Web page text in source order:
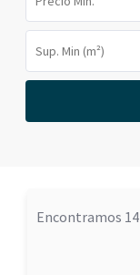
Encontramos